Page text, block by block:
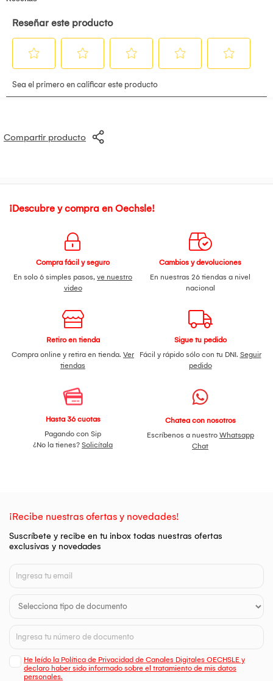
Compartir producto
¡Descubre y compra en Oechsle!
Compra fácil y seguro
En solo 6 simples pasos, ve nuestro
video
Cambios y devoluciones
En nuestras 26 tiendas a nivel
nacional
Retiro en tienda
Compra online y retira en tienda. Ver
tiendas
Sigue tu pedido
Fácil y rápido sólo con tu DNI. Seguir
pedido
Hasta 36 cuotas
Pagando con Sip
¿No la tienes? Solicítala
Chatea con nosotros
Escríbenos a nuestro Whatsapp
Chat
¡Recibe nuestras ofertas y novedades!
Suscríbete y recibe en tu inbox todas nuestras ofertas
exclusivas y novedades
He leído la Política de Privacidad de Canales Digitales OECHSLE y
declaro haber sido informado sobre el tratamiento de mis datos
personales.